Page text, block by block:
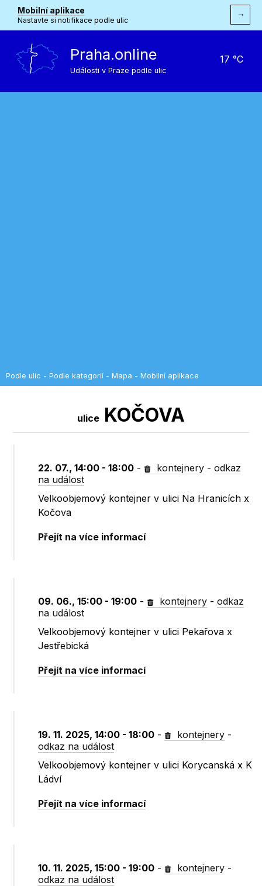
Mobilní aplikace
Nastavte si notifikace podle ulic
→
Praha.online
Události v Praze podle ulic
17 °C
Podle ulic - Podle kategorií - Mapa - Mobilní aplikace
ulice KOČOVA
22. 07., 14:00 - 18:00 - kontejnery -odkaz
na událost
Velkoobjemový kontejner v ulici Na Hranicích x
Kočova
Přejít na více informací
09. 06., 15:00 - 19:00 - kontejnery -odkaz
na událost
Velkoobjemový kontejner v ulici Pekařova x
Jestřebická
Přejít na více informací
19. 11. 2025, 14:00 - 18:00 - kontejnery -
odkaz na událost
Velkoobjemový kontejner v ulici Korycanská x K
Ládví
Přejít na více informací
10. 11. 2025, 15:00 - 19:00 - kontejnery -
odkaz na událost